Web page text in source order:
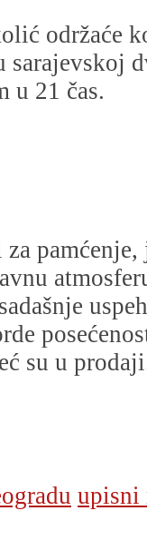
održaće
sarajevskoj
u 21 čas.
pamćenje,
su u
upisni